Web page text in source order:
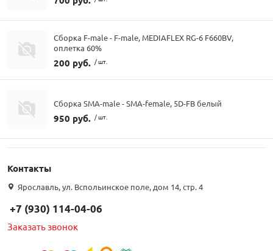
Сборка F-male - F-male, MEDIAFLEX RG-6 F660BV,
оплетка 60%
200 руб. / шт.
Сборка SMA-male - SMA-female, 5D-FB белый
950 руб. / шт.
Контакты
Ярославль, ул. Вспольинское поле, дом 14, стр. 4
+7 (930) 114-04-06
Заказать звонок